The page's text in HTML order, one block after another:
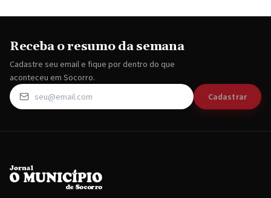
Receba o resumo da semana
Cadastre seu email e fique por dentro do que
aconteceu em Socorro.
Cadastrar